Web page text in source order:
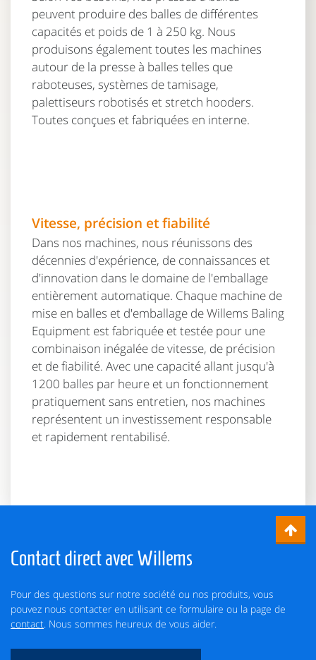
peuvent produire des balles de différentes
capacités et poids de 1 à 250 kg. Nous
produisons également toutes les machines
autour de la presse à balles telles que
raboteuses, systèmes de tamisage,
palettiseurs robotisés et stretch hooders.
Toutes conçues et fabriquées en interne.
Vitesse, précision et fiabilité
Dans nos machines, nous réunissons des
décennies d'expérience, de connaissances et
d'innovation dans le domaine de l'emballage
entièrement automatique. Chaque machine de
mise en balles et d'emballage de Willems Baling
Equipment est fabriquée et testée pour une
combinaison inégalée de vitesse, de précision
et de fiabilité. Avec une capacité allant jusqu'à
1200 balles par heure et un fonctionnement
pratiquement sans entretien, nos machines
représentent un investissement responsable
et rapidement rentabilisé.
Contact direct avec Willems
Pour des questions sur notre société ou nos produits, vous
pouvez nous contacter en utilisant ce formulaire ou la page de
contact . Nous sommes heureux de vous aider.